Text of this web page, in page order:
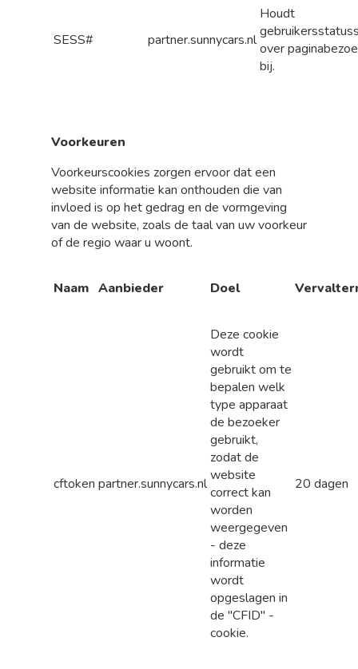
SESS# partner.sunnycars.nl
Houdt
over
bij.
Voorkeuren
Voorkeurscookies zorgen ervoor dat een
website informatie kan onthouden die van
invloed is op het gedrag en de vormgeving
van de website, zoals de taal van uw voorkeur
of de regio waar u woont.
Naam Aanbieder Doel
cftoken partner.sunnycars.nl
Deze cookie
wordt
gebruikt om te
bepalen welk
type apparaat
de bezoeker
gebruikt,
zodat de
website
correct kan
worden
weergegeven
- deze
informatie
wordt
opgeslagen in
de "CFID" -
cookie.
20 dagen